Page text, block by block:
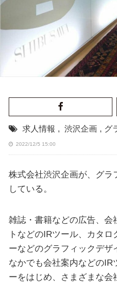
求人情報 , 渋沢企画 , グ
2022/12/5 15:00
株式会社渋沢企画が、グラ
している。
雑誌・書籍などの広告、会
トなどのIRツール、カタ
ーなどのグラフィックデザ
なかでも会社案内などのIR
ーをはじめ、さまざまな会